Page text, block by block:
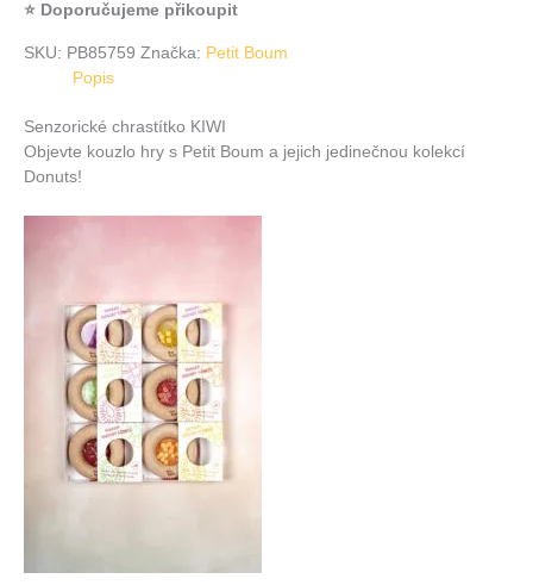
⭐ Doporučujeme přikoupit
SKU: PB85759 Značka: Petit Boum
Popis
Senzorické chrastítko KIWI
Objevte kouzlo hry s Petit Boum a jejich jedinečnou kolekcí
Donuts!